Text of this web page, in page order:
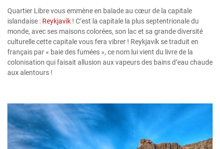
Quartier Libre vous emmène en balade au cœur de la capitale
islandaise : Reykjavik ! C’est la capitale la plus septentrionale du
monde, avec ses maisons colorées, son lac et sa grande diversité
culturelle cette capitale vous fera vibrer ! Reykjavík se traduit en
français par « baie des fumées », ce nom lui vient du livre de la
colonisation qui faisait allusion aux vapeurs des bains d’eau chaude
aux alentours !